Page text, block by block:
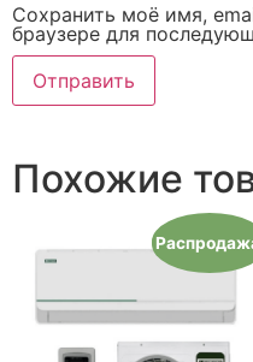
Сохранить моё имя,
браузере для
Похожие